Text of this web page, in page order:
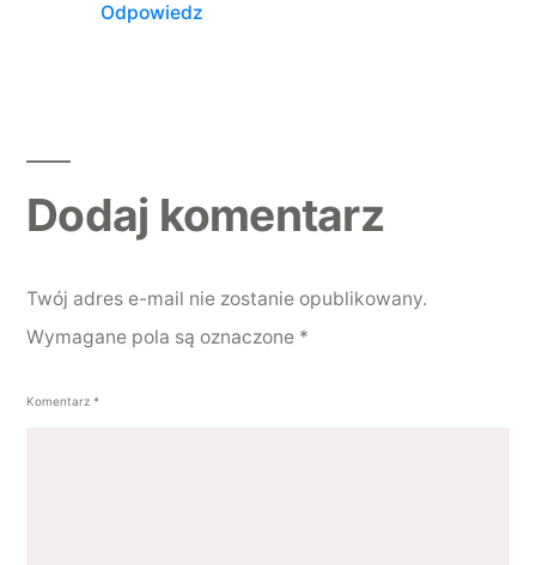
Odpowiedz
Dodaj komentarz
Twój adres e-mail nie zostanie opublikowany.
Wymagane pola są oznaczone *
Komentarz *
Dodaj komentarz